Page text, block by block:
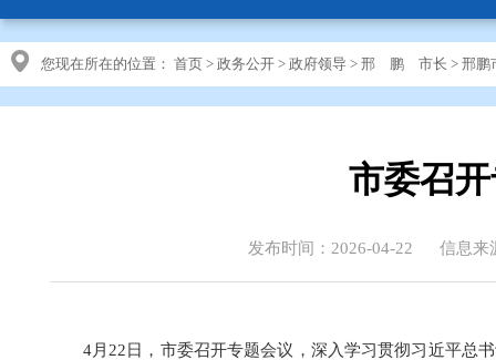
您现在所在的位置： 首页 > 政务公开 > 政府领导 > 邢 鹏 市长 > 邢鹏
市委召
发布时间：2026-04-22 信息来
4月22日，市委召开专题会议，深入学习贯彻习近平总